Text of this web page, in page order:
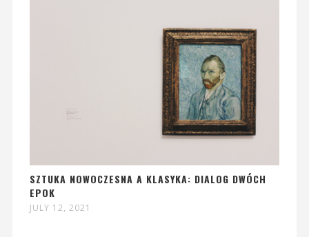
SZTUKA NOWOCZESNA A KLASYKA: DIALOG DWÓCH
EPOK
JULY 12, 2021